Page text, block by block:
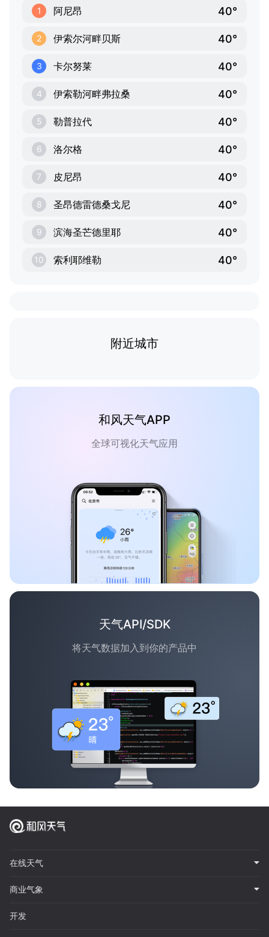
1 阿尼昂 40°
2 伊索尔河畔贝斯 40°
3 卡尔努莱 40°
4 伊索勒河畔弗拉桑 40°
5 勒普拉代 40°
6 洛尔格 40°
7 皮尼昂 40°
8 圣昂德雷德桑戈尼 40°
9 滨海圣芒德里耶 40°
10 索利耶维勒 40°
附近城市
和风天气APP
全球可视化天气应用
天气API/SDK
将天气数据加入到你的产品中
在线天气
商业气象
开发